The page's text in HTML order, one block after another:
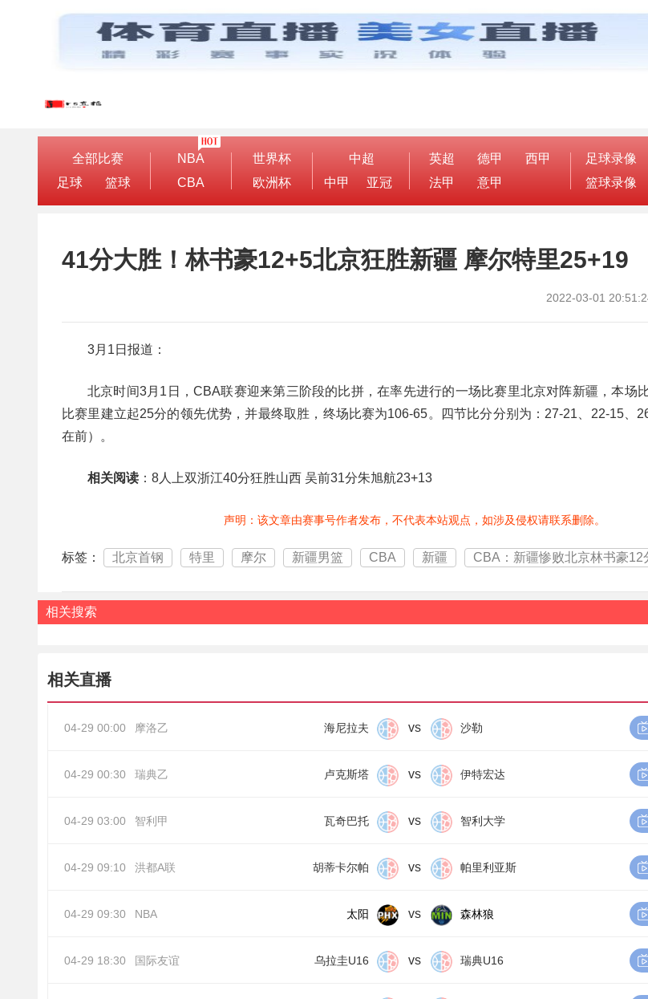
全部比赛
足球
篮球
NBA
CBA
世界杯
欧洲杯
中超
中甲
亚冠
英超 德甲
西甲
法甲
意甲
足球录像
篮球录像
41分大胜！林书豪12+5北京狂胜新疆 摩尔特里25+19
2022-03-01
3月1日报道：
北京时间3月1日，CBA联赛迎来第三阶段的比拼，在率先进行的一场比赛里北京对阵新疆，本场
比赛里建立起25分的领先优势，并最终取胜，终场比赛为106-65。四节比分分别为：27-21、22-15、
在前）。
相关阅读 ：8人上双浙江40分狂胜山西 吴前31分朱旭航23+13
声明：该文章由赛事号作者发布，不代表本站观点，如涉及侵权请联系删除。
标签： 北京首钢 特里 摩尔 新疆男篮 CBA 新疆 CBA：新疆惨败北京林书豪12
相关搜索
相关直播
04-29 00:00 摩洛乙 海尼拉夫 vs 沙勒
04-29 00:30 瑞典乙 卢克斯塔 vs 伊特宏达
04-29 03:00 智利甲 瓦奇巴托 vs 智利大学
04-29 09:10 洪都A联 胡蒂卡尔帕 vs 帕里利亚斯
04-29 09:30 NBA 太阳 vs 森林狼
04-29 18:30 国际友谊 乌拉圭U16 vs 瑞典U16